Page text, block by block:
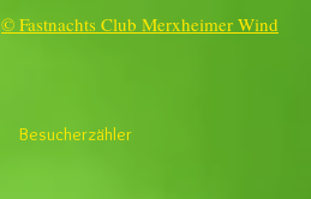
© Fastnachts Club Merxheimer Wind
Besucherzähler